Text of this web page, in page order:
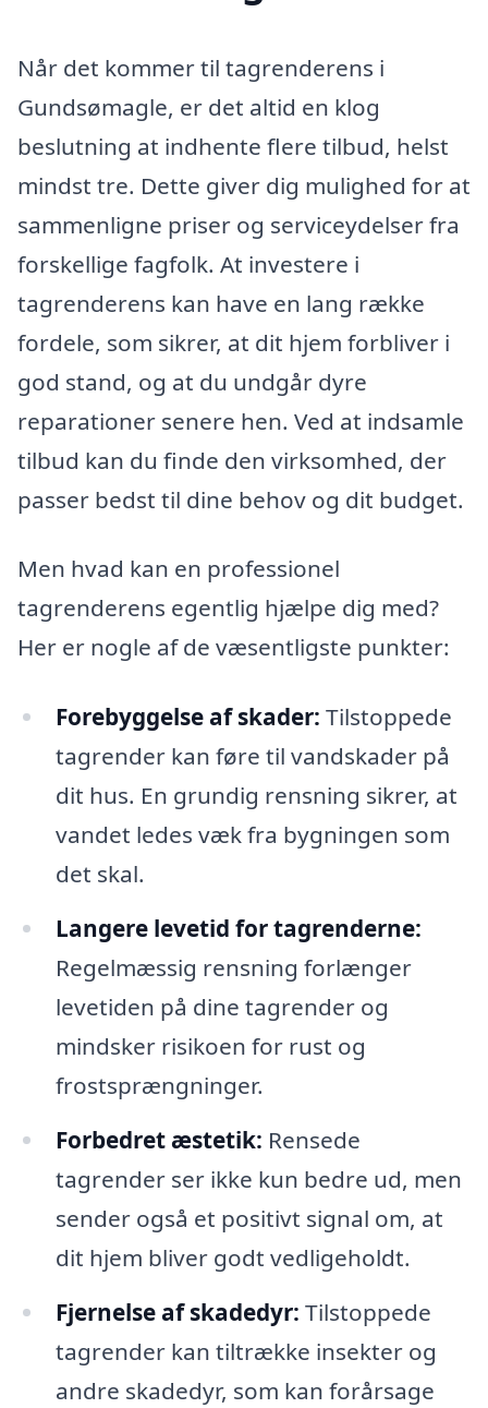
Når det kommer til tagrenderens i
Gundsømagle, er det altid en klog
beslutning at indhente flere tilbud, helst
mindst tre. Dette giver dig mulighed for at
sammenligne priser og serviceydelser fra
forskellige fagfolk. At investere i
tagrenderens kan have en lang række
fordele, som sikrer, at dit hjem forbliver i
god stand, og at du undgår dyre
reparationer senere hen. Ved at indsamle
tilbud kan du finde den virksomhed, der
passer bedst til dine behov og dit budget.
Men hvad kan en professionel
tagrenderens egentlig hjælpe dig med?
Her er nogle af de væsentligste punkter:
Forebyggelse af skader: Tilstoppede
tagrender kan føre til vandskader på
dit hus. En grundig rensning sikrer, at
vandet ledes væk fra bygningen som
det skal.
Langere levetid for tagrenderne:
Regelmæssig rensning forlænger
levetiden på dine tagrender og
mindsker risikoen for rust og
frostsprængninger.
Forbedret æstetik: Rensede
tagrender ser ikke kun bedre ud, men
sender også et positivt signal om, at
dit hjem bliver godt vedligeholdt.
Fjernelse af skadedyr: Tilstoppede
tagrender kan tiltrække insekter og
andre skadedyr, som kan forårsage